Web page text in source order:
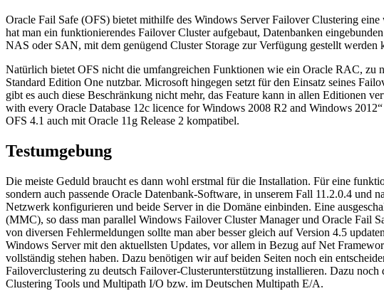
Oracle Fail Safe (OFS) bietet mithilfe des Windows Server Failover Clustering
hat man ein funktionierendes Failover Cluster aufgebaut, Datenbanken
NAS oder SAN, mit dem genügend Cluster Storage zur Verfügung gestellt werden
Natürlich bietet OFS nicht die umfangreichen Funktionen wie ein Oracle RAC, zu
Standard Edition One nutzbar. Microsoft hingegen setzt für den Einsatz seines
gibt es auch diese Beschränkung nicht mehr, das Feature kann in allen Editionen
with every Oracle Database 12c licence for Windows 2008 R2 and Windows
OFS 4.1 auch mit Oracle 11g Release 2 kompatibel.
Testumgebung
Die meiste Geduld braucht es dann wohl erstmal für die Installation. Für eine
sondern auch passende Oracle Datenbank-Software, in unserem Fall 11.2.0.4
Netzwerk konfigurieren und beide Server in die Domäne einbinden. Eine
(MMC), so dass man parallel Windows Failover Cluster Manager und Oracle Fail
von diversen Fehlermeldungen sollte man aber besser gleich auf Version 4.5
Windows Server mit den aktuellsten Updates, vor allem in Bezug auf Net
vollständig stehen haben. Dazu benötigen wir auf beiden Seiten noch ein
Failoverclustering zu deutsch Failover-Clusterunterstützung installieren. Dazu
Clustering Tools und Multipath I/O bzw. im Deutschen Multipath E/A.